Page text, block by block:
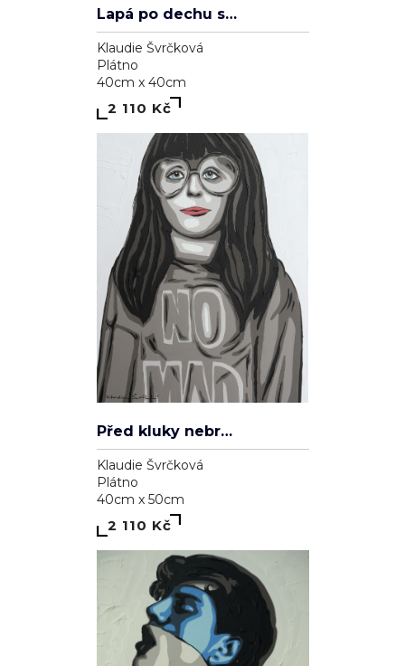
Kůň - violeť
Marie Madej
Plátno
90cm x 70cm
3 800 Kč
Kůň - světlá káva
Marie Madej
70cm x 80cm
4 200 Kč